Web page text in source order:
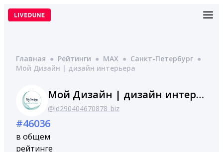
Перейти
Главная ● Рейтинги ● MAX ● Санкт-Петербург ●
Мой Дизайн | дизайн интерьера
Мой Дизайн | дизайн интерьера
@id290404670878_biz
#46036
в общем
рейтинге